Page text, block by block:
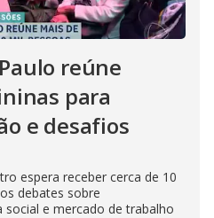
reúne
para
e desafios
espera receber cerca de 10
debates sobre
e mercado de trabalho